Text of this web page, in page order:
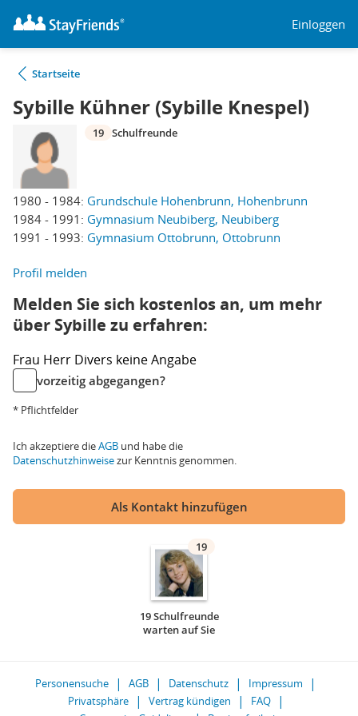
Einloggen
Startseite
Sybille Kühner (Sybille Knespel)
1980 - 1984: Grundschule Hohenbrunn, Hohenbrunn
1984 - 1991: Gymnasium Neubiberg, Neubiberg
1991 - 1993: Gymnasium Ottobrunn, Ottobrunn
19 Schulfreunde
Profil melden
Melden Sie sich kostenlos an, um mehr
über Sybille zu erfahren:
Frau Herr Divers keine Angabe
vorzeitig abgegangen?
* Pflichtfelder
Ich akzeptiere dieAGB und habe die
Datenschutzhinweisezur Kenntnis genommen.
Als Kontakt hinzufügen
19
19 Schulfreunde
warten auf Sie
Personensuche AGB Datenschutz
Impressum
Privatsphäre
Vertrag kündigen
FAQ